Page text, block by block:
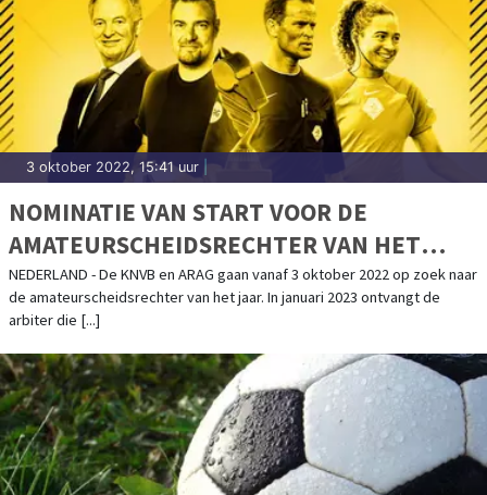
3 oktober 2022, 15:41 uur
NOMINATIE VAN START VOOR DE
AMATEURSCHEIDSRECHTER VAN HET
JAAR-VERKIEZING
NEDERLAND - De KNVB en ARAG gaan vanaf 3 oktober 2022 op zoek naar
de amateurscheidsrechter van het jaar. In januari 2023 ontvangt de
arbiter die [...]